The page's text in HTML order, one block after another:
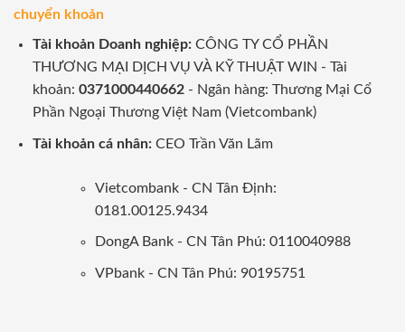
chuyển khoản
Tài khoản Doanh nghiệp:CÔNG TY CỔ PHẦN
THƯƠNG MẠI DỊCH VỤ VÀ KỸ THUẬT WIN - Tài
khoản: 0371000440662- Ngân hàng: Thương Mại Cổ
Phần Ngoại Thương Việt Nam (Vietcombank)
Tài khoản cá nhân: CEO Trần Văn Lãm
Vietcombank - CN Tân Định:
0181.00125.9434
DongA Bank - CN Tân Phú: 0110040988
VPbank - CN Tân Phú: 90195751